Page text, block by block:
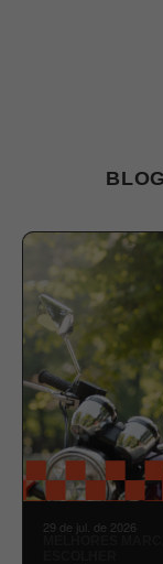
BLOG
29 de jul. de 2026